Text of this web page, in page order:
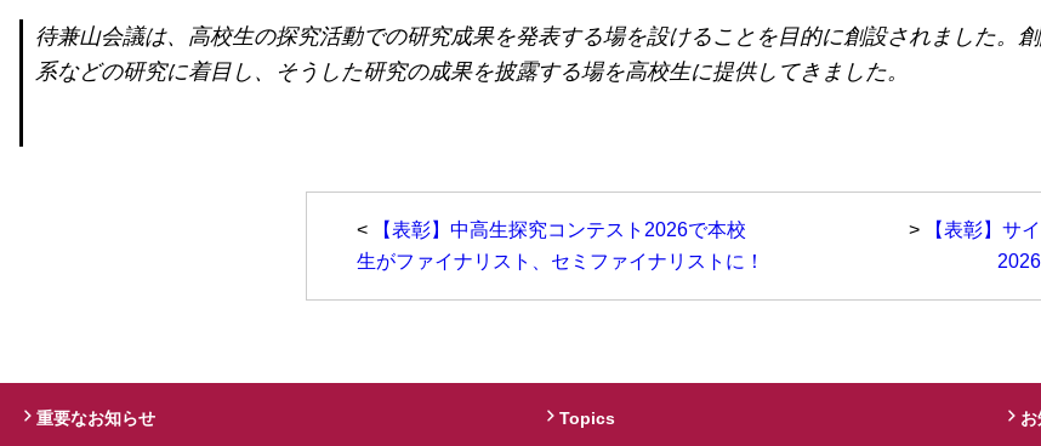
待兼山会議は、高校生の探究活動での研究成果を発表する場を設けることを目的に創設されました。
系などの研究に着目し、そうした研究の成果を披露する場を高校生に提供してきました。
<
【表彰】中高生探究コンテスト2026で本校
生がファイナリスト、セミファイナリストに！
>
【表彰】サ
重要なお知らせ Topics